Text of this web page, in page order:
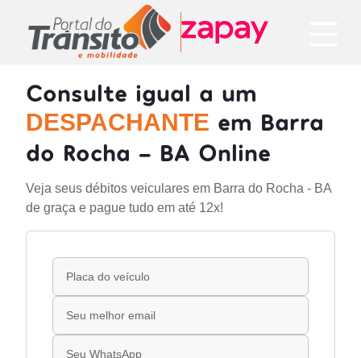
Consulte igual a um
DESPACHANTE em Barra
do Rocha - BA Online
Veja seus débitos veiculares em Barra do Rocha - BA
de graça e pague tudo em até 12x!